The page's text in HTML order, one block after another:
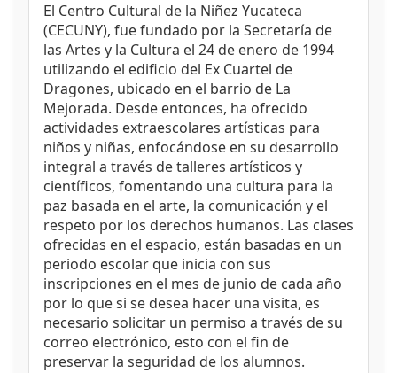
El Centro Cultural de la Niñez Yucateca
(CECUNY), fue fundado por la Secretaría de
las Artes y la Cultura el 24 de enero de 1994
utilizando el edificio del Ex Cuartel de
Dragones, ubicado en el barrio de La
Mejorada. Desde entonces, ha ofrecido
actividades extraescolares artísticas para
niños y niñas, enfocándose en su desarrollo
integral a través de talleres artísticos y
científicos, fomentando una cultura para la
paz basada en el arte, la comunicación y el
respeto por los derechos humanos. Las clases
ofrecidas en el espacio, están basadas en un
periodo escolar que inicia con sus
inscripciones en el mes de junio de cada año
por lo que si se desea hacer una visita, es
necesario solicitar un permiso a través de su
correo electrónico, esto con el fin de
preservar la seguridad de los alumnos.